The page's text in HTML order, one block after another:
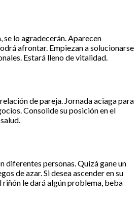
se lo agradecerán. Aparecen
afrontar. Empiezan a solucionarse
Estará lleno de vitalidad.
de pareja. Jornada aciaga para
Consolide su posición en el
diferentes personas. Quizá gane un
de azar. Si desea ascender en su
le dará algún problema, beba